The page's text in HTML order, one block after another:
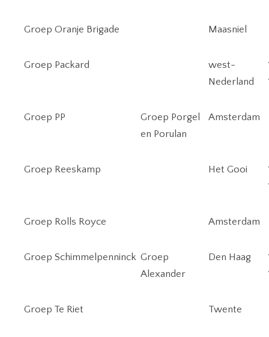
Groep Oranje Brigade Maasniel
Groep Packard
west-
Nederland
Groep PP
Groep Porgel
en Porulan
Amsterdam
Groep Reeskamp Het Gooi
Groep Rolls Royce Amsterdam
Groep Schimmelpenninck Groep
Alexander
Den Haag
Groep Te Riet Twente